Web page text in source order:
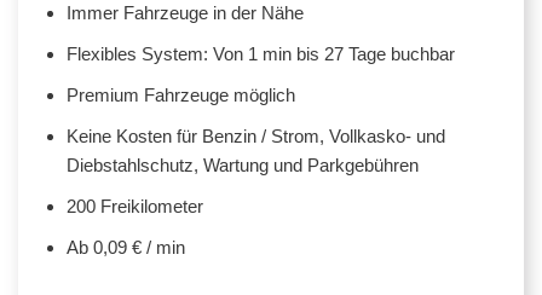
Immer Fahrzeuge in der Nähe
Flexibles System: Von 1 min bis 27 Tage buchbar
Premium Fahrzeuge möglich
Keine Kosten für Benzin / Strom, Vollkasko- und
Diebstahlschutz, Wartung und Parkgebühren
200 Freikilometer
Ab 0,09 € / min